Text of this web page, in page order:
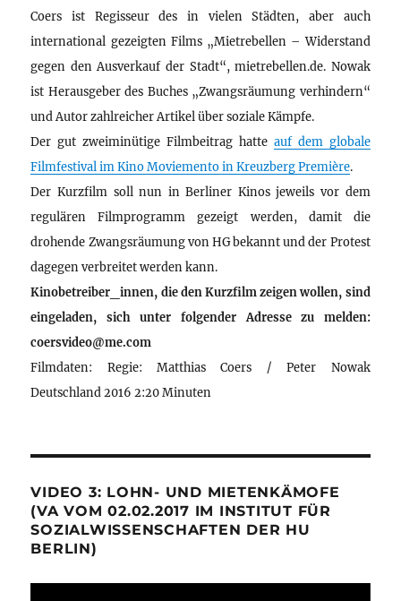
Coers ist Regisseur des in vielen Städten, aber auch
international gezeigten Films „Mietrebellen – Widerstand
gegen den Ausverkauf der Stadt“, mietrebellen.de. Nowak
ist Herausgeber des Buches „Zwangsräumung verhindern“
und Autor zahlreicher Artikel über soziale Kämpfe.
Der gut zweiminütige Filmbeitrag hatte auf dem globale
Filmfestival im Kino Moviemento in Kreuzberg Première.
Der Kurzfilm soll nun in Berliner Kinos jeweils vor dem
regulären Filmprogramm gezeigt werden, damit die
drohende Zwangsräumung von HG bekannt und der Protest
dagegen verbreitet werden kann.
Kinobetreiber_innen, die den Kurzfilm zeigen wollen, sind
eingeladen, sich unter folgender Adresse zu melden:
coersvideo@me.com
Filmdaten: Regie: Matthias Coers / Peter Nowak
Deutschland 2016 2:20 Minuten
VIDEO 3: LOHN- UND MIETENKÄMOFE
(VA VOM 02.02.2017 IM INSTITUT FÜR
SOZIALWISSENSCHAFTEN DER HU
BERLIN)